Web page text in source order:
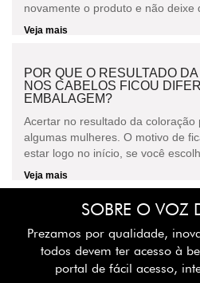
novamente o produto e não deixe
Veja mais
POR QUE O RESULTADO
NOS CABELOS FICOU
EMBALAGEM?
Acertar no resultado da
algumas mulheres. O motivo de
estar logo no início, se você
Veja mais
SOBRE O VOZ
Prezamos por qualidade,
todos devem ter acesso à
portal de fácil acesso,